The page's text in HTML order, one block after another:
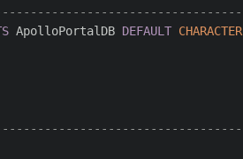
ApolloPortalDB DEFAULT CHARACTER